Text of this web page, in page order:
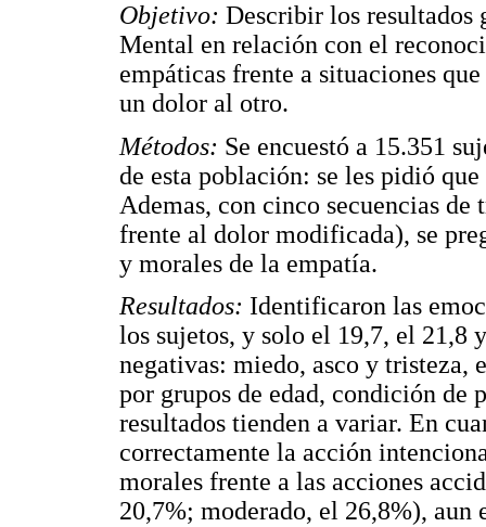
Objetivo: Describir los resultados
Mental en relación con el
empáticas frente a situaciones
un dolor al otro.
Métodos: Se encuestó a 15.351
de esta población: se les pidió
Ademas, con cinco secuencias
frente al dolor modificada), se
y morales de la empatía.
Resultados: Identificaron las
los sujetos, y solo el 19,7, el 21,8
negativas: miedo, asco y tristeza,
por grupos de edad, condición de
resultados tienden a variar. En
correctamente la acción
morales frente a las acciones
20,7%; moderado, el 26,8%), aun